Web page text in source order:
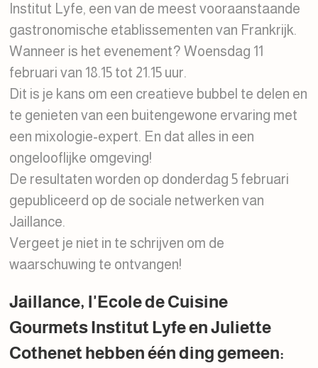
Institut Lyfe, een van de meest vooraanstaande
gastronomische etablissementen van Frankrijk.
Wanneer is het evenement? Woensdag 11
februari van 18.15 tot 21.15 uur.
Dit is je kans om een creatieve bubbel te delen en
te genieten van een buitengewone ervaring met
een mixologie-expert. En dat alles in een
ongelooflijke omgeving!
De resultaten worden op donderdag 5 februari
gepubliceerd op de sociale netwerken van
Jaillance.
Vergeet je niet in te schrijven om de
waarschuwing te ontvangen!
Jaillance, l'Ecole de Cuisine
Gourmets Institut Lyfe en Juliette
Cothenet hebben één ding gemeen: